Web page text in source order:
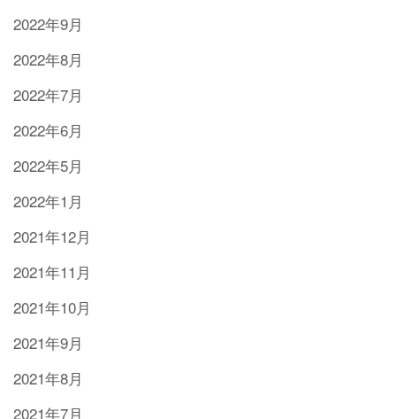
2022年9月
2022年8月
2022年7月
2022年6月
2022年5月
2022年1月
2021年12月
2021年11月
2021年10月
2021年9月
2021年8月
2021年7月